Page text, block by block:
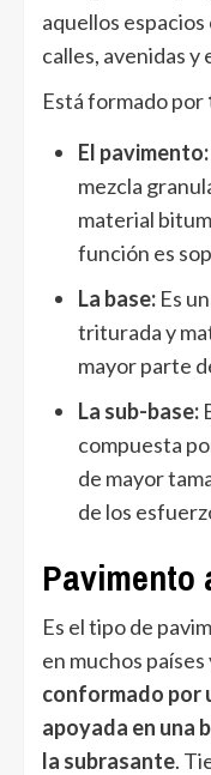
aquellos
calles, avenidas
Está formado por
El pavimento:
mezcla
material
función es
La base: Es
triturada y
mayor parte
La sub-base:
compuesta
de mayor
de los
Es el tipo de
en muchos
conformado por
apoyada en una
la subrasante.